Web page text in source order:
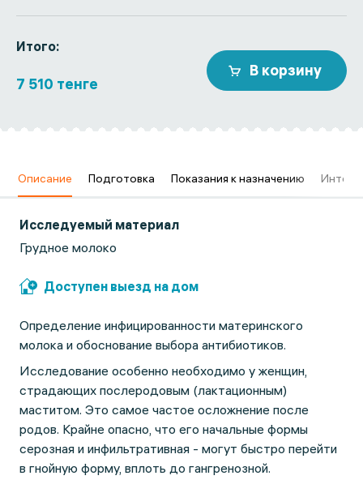
Итого:
7 510 тенге
В корзину
Описание Подготовка Показания к назначению
Исследуемый материал
Грудное молоко
Доступен выезд на дом
Определение инфицированности материнского
молока и обоснование выбора антибиотиков.
Исследование особенно необходимо у женщин,
страдающих послеродовым (лактационным)
маститом. Это самое частое осложнение после
родов. Крайне опасно, что его начальные формы
серозная и инфильтративная - могут быстро перейти
в гнойную форму, вплоть до гангренозной.